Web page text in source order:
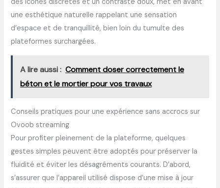
une esthétique naturelle rappelant une sensation
d’espace et de tranquillité, bien loin du tumulte des
plateformes surchargées.
A lire aussi : Comment doser correctement le
béton et le mortier pour vos travaux
Conseils pratiques pour une expérience sans accrocs sur
Ovoob streaming
Pour profiter pleinement de la plateforme, quelques
gestes simples peuvent être adoptés pour préserver la
fluidité et éviter les désagréments courants. D’abord,
s’assurer que l’appareil utilisé dispose d’une mise à jour